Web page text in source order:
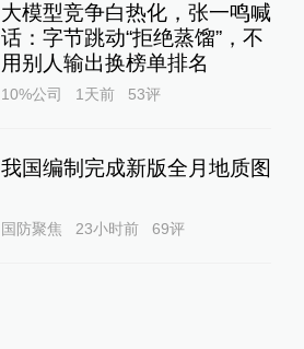
大模型竞争白热化，张一鸣喊
话：字节跳动“拒绝蒸馏”，不
用别人输出换榜单排名
10%公司 1天前 53评
我国编制完成新版全月地质图
国防聚焦 23小时前 69评